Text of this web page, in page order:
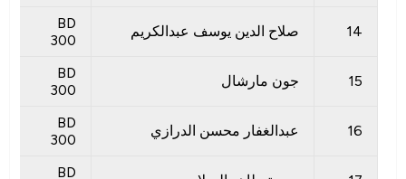
14 صلاح الدين يوسف عبدالكريم
BD
300
15 جون مارشال
BD
300
16 عبدالغفار محسن الدرازي
BD
300
BD